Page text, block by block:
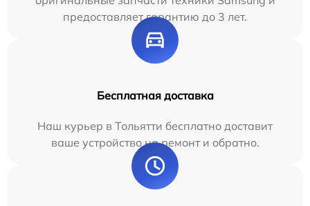
предоставляет гарантию до 3 лет.
Бесплатная доставка
Наш курьер в Тольятти бесплатно доставит
ваше устройство на ремонт и обратно.